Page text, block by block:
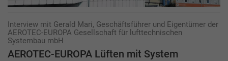
Interview mit Gerald Mari, Geschäftsführer und Eigentümer der
AEROTEC-EUROPA Gesellschaft für lufttechnischen
Systembau mbH
AEROTEC-EUROPA Lüften mit System